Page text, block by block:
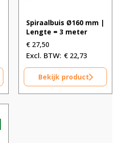
Spiraalbuis Ø160 mm |
Lengte = 3 meter
€ 27,50
€ 22,73
Bekijk product